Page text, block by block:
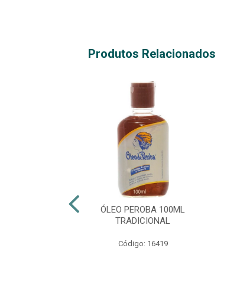
Produtos Relacionados
ÓLEO PEROBA 100ML
TRADICIONAL
Código: 16419